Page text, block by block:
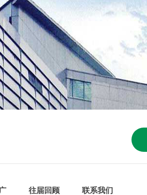
往届回顾 联系我们